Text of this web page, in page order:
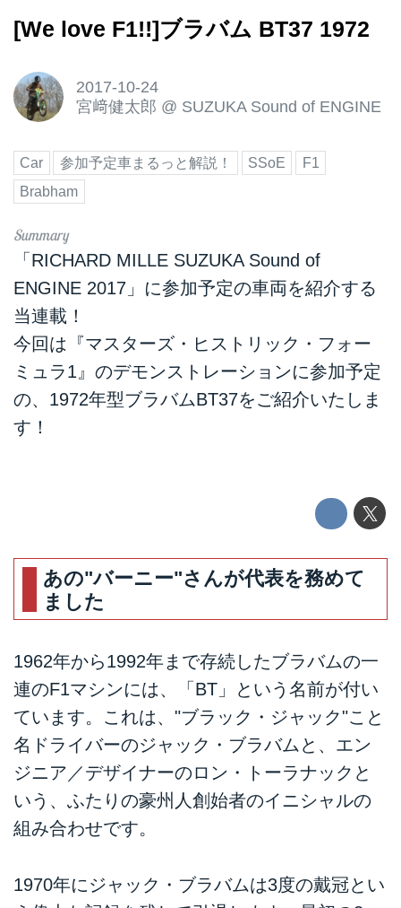
[We love F1!!]ブラバム BT37 1972
2017-10-24
宮﨑健太郎 @ SUZUKA Sound of ENGINE
Car 参加予定車まるっと解説！ SSoE
F1
Brabham
「RICHARD MILLE SUZUKA Sound of
ENGINE 2017」に参加予定の車両を紹介する
当連載！
今回は『マスターズ・ヒストリック・フォー
ミュラ1』のデモンストレーションに参加予定
の、1972年型ブラバムBT37をご紹介いたしま
す！
あの"バーニー"さんが代表を務めて
ました
1962年から1992年まで存続したブラバムの一
連のF1マシンには、「BT」という名前が付い
ています。これは、"ブラック・ジャック"こと
名ドライバーのジャック・ブラバムと、エン
ジニア／デザイナーのロン・トーラナックと
いう、ふたりの豪州人創始者のイニシャルの
組み合わせです。
1970年にジャック・ブラバムは3度の戴冠とい